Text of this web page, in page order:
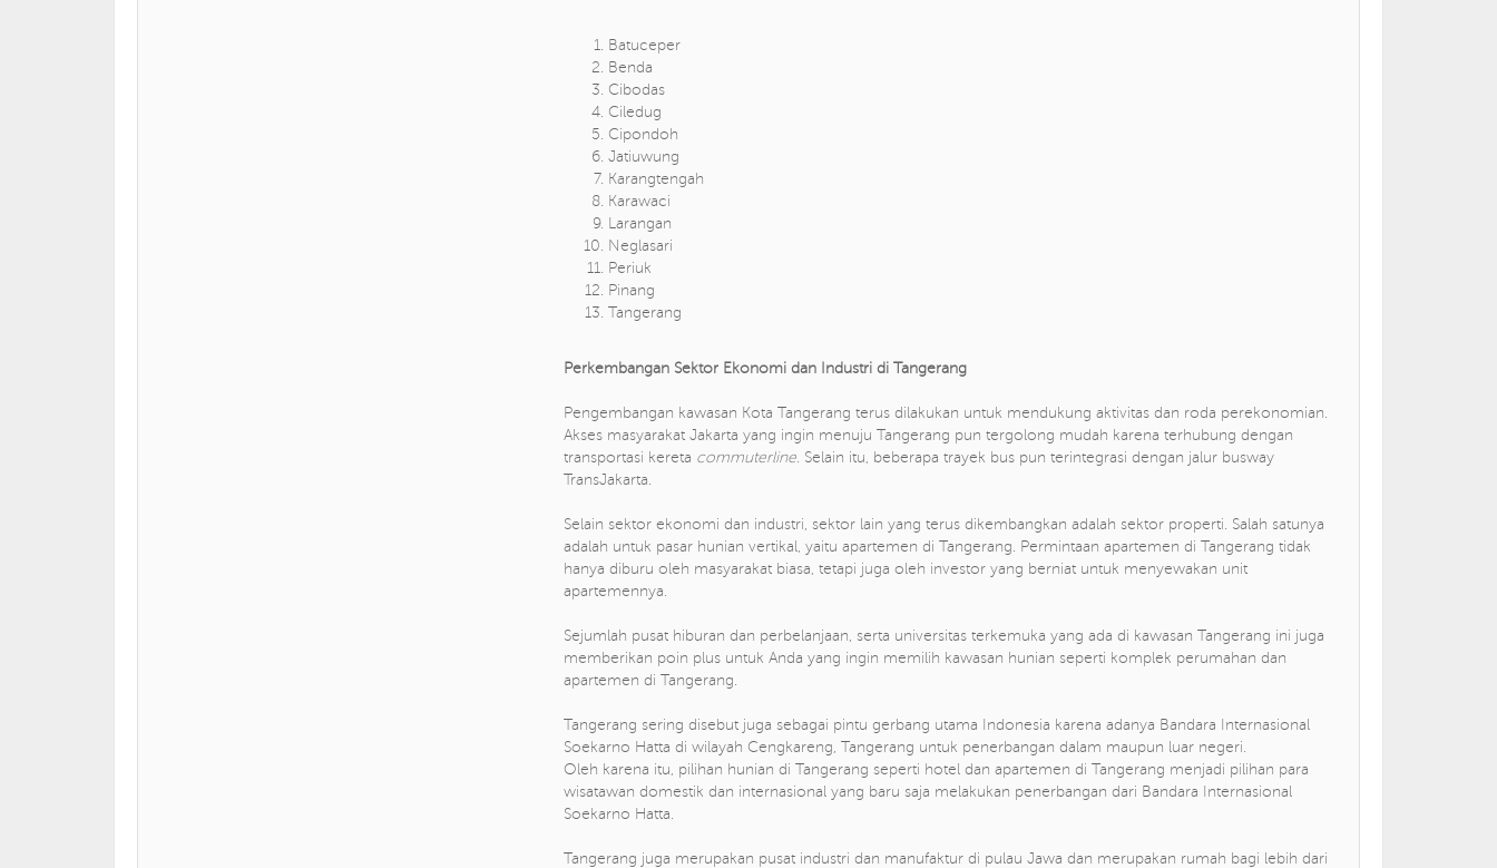
Batuceper
Benda
Cibodas
Ciledug
Cipondoh
Jatiuwung
Karangtengah
Karawaci
Larangan
Neglasari
Periuk
Pinang
Tangerang
Perkembangan Sektor Ekonomi dan Industri di Tangerang
Pengembangan kawasan Kota Tangerang terus dilakukan untuk mendukung aktivitas dan roda perekonomian.
Akses masyarakat Jakarta yang ingin menuju Tangerang pun tergolong mudah karena terhubung dengan
transportasi kereta commuterline. Selain itu, beberapa trayek bus pun terintegrasi dengan jalur busway
TransJakarta.
Selain sektor ekonomi dan industri, sektor lain yang terus dikembangkan adalah sektor properti. Salah satunya
adalah untuk pasar hunian vertikal, yaitu apartemen di Tangerang. Permintaan apartemen di Tangerang tidak
hanya diburu oleh masyarakat biasa, tetapi juga oleh investor yang berniat untuk menyewakan unit
apartemennya.
Sejumlah pusat hiburan dan perbelanjaan, serta universitas terkemuka yang ada di kawasan Tangerang ini juga
memberikan poin plus untuk Anda yang ingin memilih kawasan hunian seperti komplek perumahan dan
apartemen di Tangerang.
Tangerang sering disebut juga sebagai pintu gerbang utama Indonesia karena adanya Bandara Internasional
Soekarno Hatta di wilayah Cengkareng, Tangerang untuk penerbangan dalam maupun luar negeri.
Oleh karena itu, pilihan hunian di Tangerang seperti hotel dan apartemen di Tangerang menjadi pilihan para
wisatawan domestik dan internasional yang baru saja melakukan penerbangan dari Bandara Internasional
Soekarno Hatta.
Tangerang juga merupakan pusat industri dan manufaktur di pulau Jawa dan merupakan rumah bagi lebih dari